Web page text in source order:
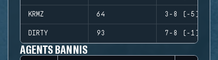
KRMZ 64 3-8 (-5)
DIRTY 93 7-8 (-1)
AGENTS BANNIS